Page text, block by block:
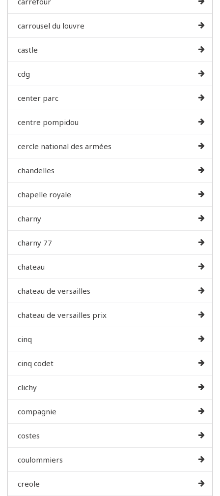
carrousel du louvre
castle
cdg
center parc
centre pompidou
cercle national des armées
chandelles
chapelle royale
charny
charny 77
chateau
chateau de versailles
chateau de versailles prix
cinq
cinq codet
clichy
compagnie
costes
coulommiers
creole